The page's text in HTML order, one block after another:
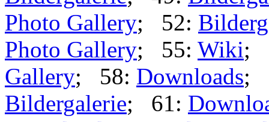
Photo Gallery; 52:
Photo Gallery; 55: Wiki;
Gallery; 58: Downloads;
Bildergalerie; 61: